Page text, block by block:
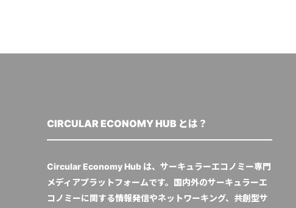
CIRCULAR ECONOMY HUB とは？
Circular Economy Hub は、サーキュラーエコノミー専門
メディアプラットフォームです。国内外のサーキュラーエ
コノミーに関する情報発信やネットワーキング、共創型サ